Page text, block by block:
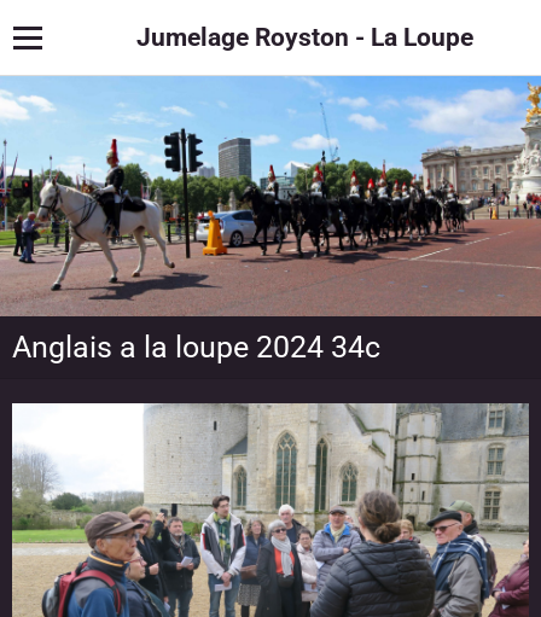
Jumelage Royston - La Loupe
Anglais a la loupe 2024 34c